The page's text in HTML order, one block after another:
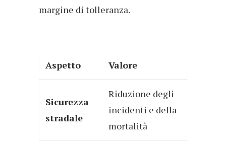
margine di tolleranza.
Aspetto Valore
Sicurezza
stradale
Riduzione degli
incidenti e della
mortalità